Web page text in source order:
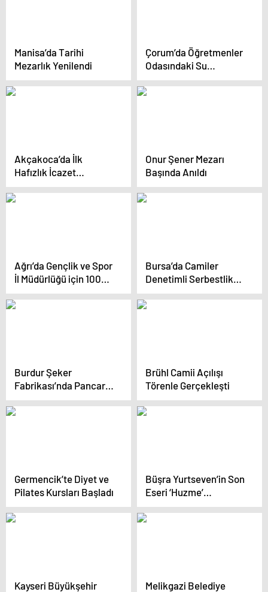
Manisa’da Tarihi
Mezarlık Yenilendi
Çorum’da Öğretmenler
Odasındaki Su
Isıtıcıları Kaldırılacak
Akçakoca’da İlk
Hafızlık İcazet
Merasimi
Onur Şener Mezarı
Başında Anıldı
Ağrı’da Gençlik ve Spor
İl Müdürlüğü için 100
Kişi İstihdam Edilecek
Bursa’da Camiler
Denetimli Serbestlik
Hükümlüleri
Tarafından Temizlendi
Burdur Şeker
Fabrikası’nda Pancar
Alımları Başladı
Brühl Camii Açılışı
Törenle Gerçekleşti
Germencik’te Diyet ve
Pilates Kursları Başladı
Büşra Yurtseven’in Son
Eseri ‘Huzme’
Sanatseverlerle
Buluştu
Kayseri Büyükşehir
Melikgazi Belediye